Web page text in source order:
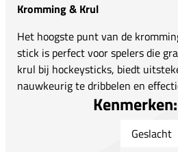
Kromming & Krul
Het hoogste punt van de
stick is perfect voor spelers die
krul bij hockeysticks, biedt
nauwkeurig te dribbelen en
Kenmerken:
Geslacht